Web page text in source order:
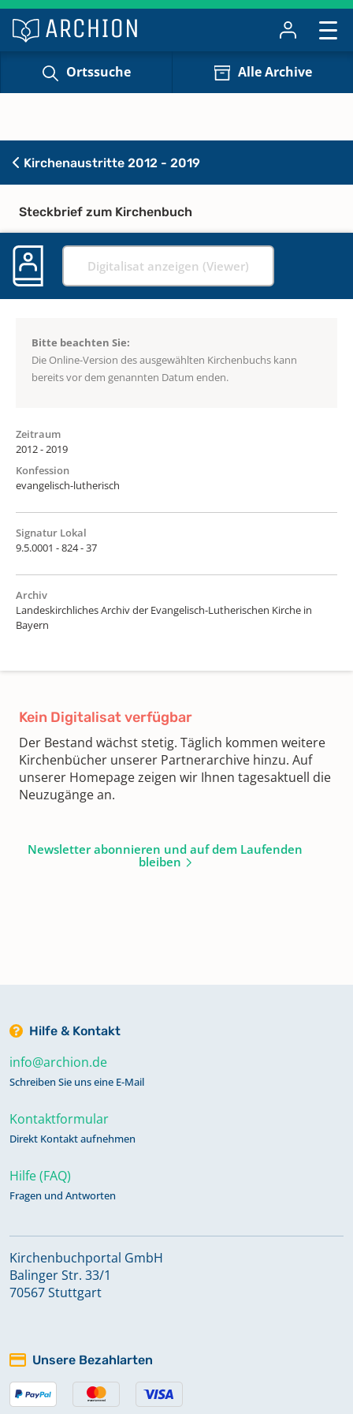
Ortssuche Alle Archive
Kirchenaustritte 2012 - 2019
Steckbrief zum Kirchenbuch
Digitalisat anzeigen (Viewer)
Bitte beachten Sie:
Die Online-Version des ausgewählten Kirchenbuchs kann
bereits vor dem genannten Datum enden.
Zeitraum
2012 - 2019
Konfession
evangelisch-lutherisch
Signatur Lokal
9.5.0001 - 824 - 37
Archiv
Landeskirchliches Archiv der Evangelisch-Lutherischen Kirche in
Bayern
Kein Digitalisat verfügbar
Der Bestand wächst stetig. Täglich kommen weitere
Kirchenbücher unserer Partnerarchive hinzu. Auf
unserer Homepage zeigen wir Ihnen tagesaktuell die
Neuzugänge an.
Newsletter abonnieren und auf dem Laufenden
bleiben
Hilfe & Kontakt
info@archion.de
Schreiben Sie uns eine E-Mail
Kontaktformular
Direkt Kontakt aufnehmen
Hilfe (FAQ)
Fragen und Antworten
Kirchenbuchportal GmbH
Balinger Str. 33/1
70567 Stuttgart
Unsere Bezahlarten